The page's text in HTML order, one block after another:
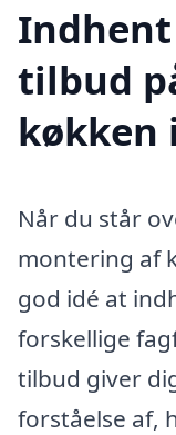
tilbud
køkken
Når du står
montering af
god idé at
forskellige
tilbud giver
forståelse af,